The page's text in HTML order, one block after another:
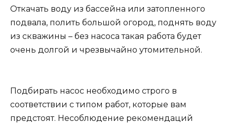
Откачать воду из бассейна или затопленного
подвала, полить большой огород, поднять воду
из скважины – без насоса такая работа будет
очень долгой и чрезвычайно утомительной.
Подбирать насос необходимо строго в
соответствии с типом работ, которые вам
предстоят. Несоблюдение рекомендаций